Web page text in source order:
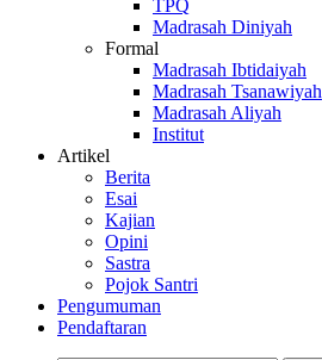
TPQ
Madrasah Diniyah
Formal
Madrasah Ibtidaiyah
Madrasah Tsanawiyah
Madrasah Aliyah
Institut
Artikel
Berita
Esai
Kajian
Opini
Sastra
Pojok Santri
Pengumuman
Pendaftaran